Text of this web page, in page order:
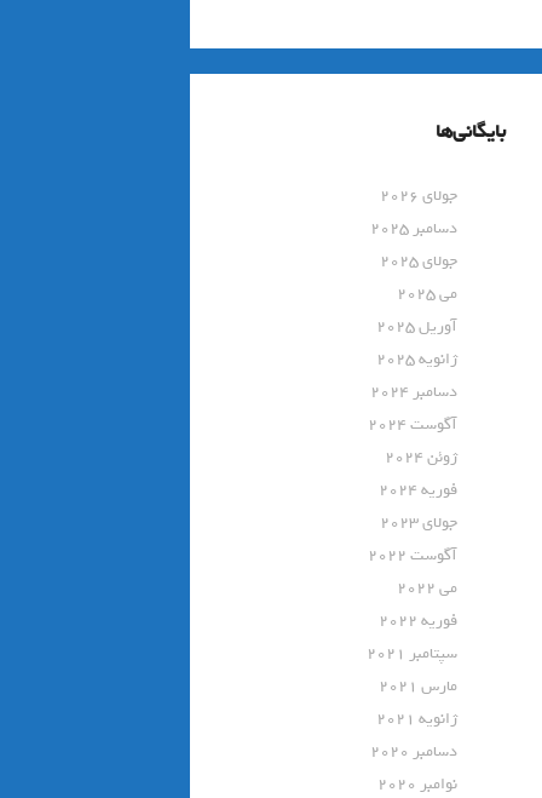
بایگانی‌ها
جولای 2026
دسامبر 2025
جولای 2025
می 2025
آوریل 2025
ژانویه 2025
دسامبر 2024
آگوست 2024
ژوئن 2024
فوریه 2024
جولای 2023
آگوست 2022
می 2022
فوریه 2022
سپتامبر 2021
مارس 2021
ژانویه 2021
دسامبر 2020
نوامبر 2020